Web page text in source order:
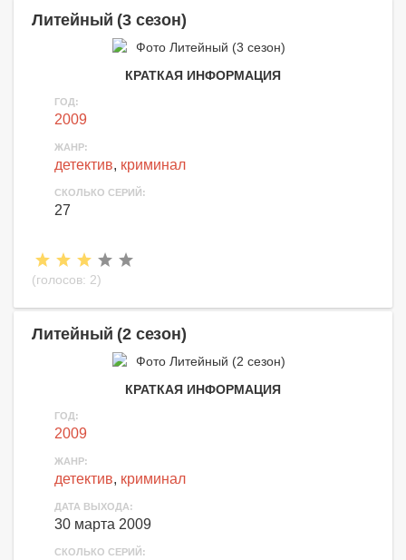
Литейный (3 сезон)
КРАТКАЯ ИНФОРМАЦИЯ
ГОД:
2009
ЖАНР:
детектив, криминал
СКОЛЬКО СЕРИЙ:
27
(голосов: 2)
Литейный (2 сезон)
КРАТКАЯ ИНФОРМАЦИЯ
ГОД:
2009
ЖАНР:
детектив, криминал
ДАТА ВЫХОДА:
30 марта 2009
СКОЛЬКО СЕРИЙ: